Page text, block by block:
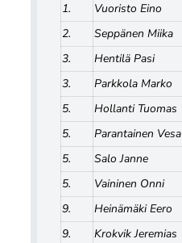
1.
Vuoristo Eino
2.
Seppänen Miika
3.
Hentilä Pasi
3.
Parkkola Marko
5.
Hollanti Tuomas
5.
Parantainen Vesa
5.
Salo Janne
5.
Vaininen Onni
9.
Heinämäki Eero
9.
Krokvik Jeremias